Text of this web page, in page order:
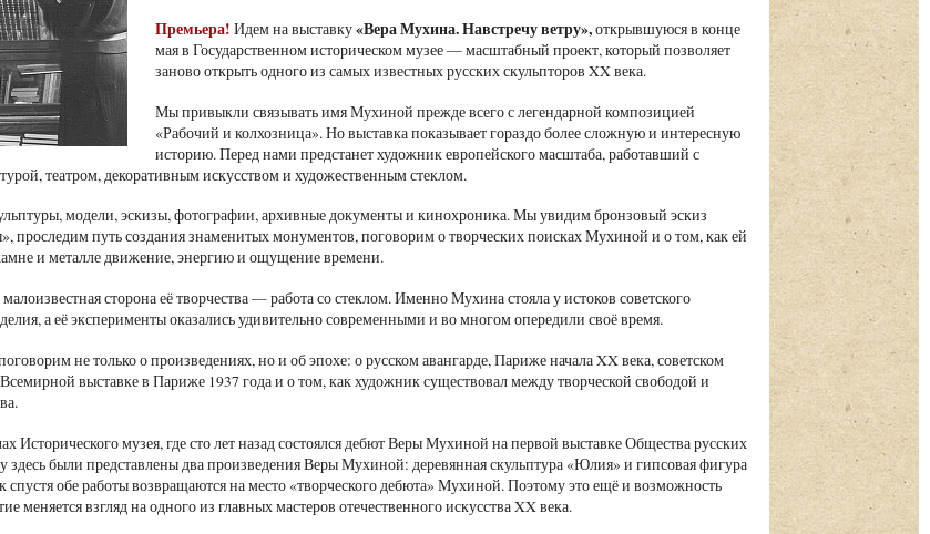
Премьера! Идем на выставку«Вера Мухина. Навстречу ветру»,открывшуюся в конце
мая в Государственном историческом музее — масштабный проект, который позволяет
заново открыть одного из самых известных русских скульпторов XX века.
Мы привыкли связывать имя Мухиной прежде всего с легендарной композицией
«Рабочий и колхозница». Но выставка показывает гораздо более сложную и интересную
историю. Перед нами предстанет художник европейского масштаба, работавший с
театром, декоративным искусством и художественным стеклом.
модели, эскизы, фотографии, архивные документы и кинохроника. Мы увидим бронзовый эскиз
проследим путь создания знаменитых монументов, поговорим о творческих поисках Мухиной и о том, как ей
и металле движение, энергию и ощущение времени.
сторона её творчества — работа со стеклом. Именно Мухина стояла у истоков советского
а её эксперименты оказались удивительно современными и во многом опередили своё время.
не только о произведениях, но и об эпохе: о русском авангарде, Париже начала XX века, советском
выставке в Париже 1937 года и о том, как художник существовал между творческой свободой и
Исторического музея, где сто лет назад состоялся дебют Веры Мухиной на первой выставке Общества русских
здесь были представлены два произведения Веры Мухиной: деревянная скульптура «Юлия» и гипсовая фигура
обе работы возвращаются на место «творческого дебюта» Мухиной. Поэтому это ещё и возможность
меняется взгляд на одного из главных мастеров отечественного искусства XX века.